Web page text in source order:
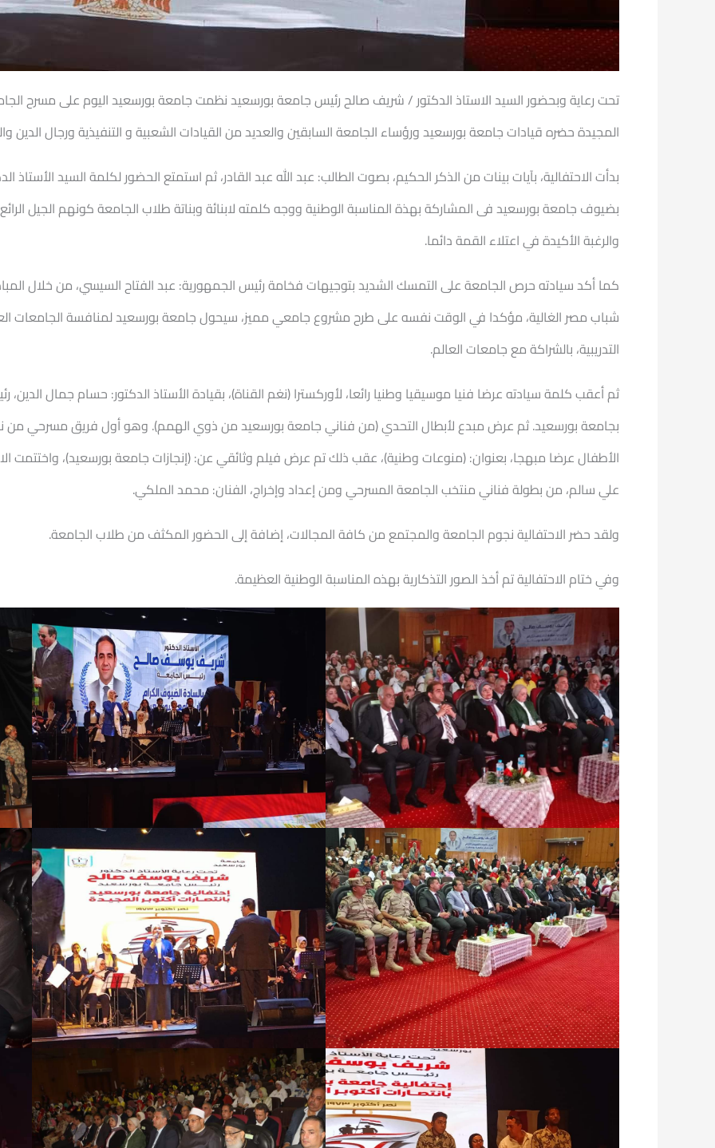
المجيدة حضره قيادات جامعة بورسعيد ورؤساء الجامعة السابقين والعديد من القيادات الشعبية و التنفيذية ورجال الدين
بدأت الاحتفالية، بآيات بينات من الذكر الحكيم، بصوت الطالب: عبد الله عبد القادر، ثم استمتع الحضور لكلمة السيد
بضيوف جامعة بورسعيد فى المشاركة بهذة المناسبة الوطنية ووجه كلمته لابنائة وبناتة طلاب الجامعة كونهم الجيل
والرغبة الأكيدة في اعتلاء القمة دائما.
كما أكد سيادته حرص الجامعة على التمسك الشديد بتوجيهات فخامة رئيس الجمهورية: عبد الفتاح السيسي، من خلال
شباب مصر الغالية، مؤكدا في الوقت نفسه على طرح مشروع جامعي مميز، سيحول جامعة بورسعيد لمنافسة الجامعات
التدريبية، بالشراكة مع جامعات العالم.
ثم أعقب كلمة سيادته عرضا فنيا موسيقيا وطنيا رائعا، لأوركسترا (نغم القناة)، بقيادة الأستاذ الدكتور: حسام جمال الدين،
بجامعة بورسعيد. ثم عرض مبدع لأبطال التحدي (من فناني جامعة بورسعيد من ذوي الهمم). وهو أول فريق مسرحي من
الأطفال عرضا مبهجا، بعنوان: (منوعات وطنية)، عقب ذلك تم عرض فيلم وثائقي عن: (إنجازات جامعة بورسعيد)، واختتمت
علي سالم، من بطولة فناني منتخب الجامعة المسرحي ومن إعداد وإخراج، الفنان: محمد الملكي.
ولقد حضر الاحتفالية نجوم الجامعة والمجتمع من كافة المجالات، إضافة إلى الحضور المكثف من طلاب الجامعة.
وفي ختام الاحتفالية تم أخذ الصور التذكارية بهذه المناسبة الوطنية العظيمة.